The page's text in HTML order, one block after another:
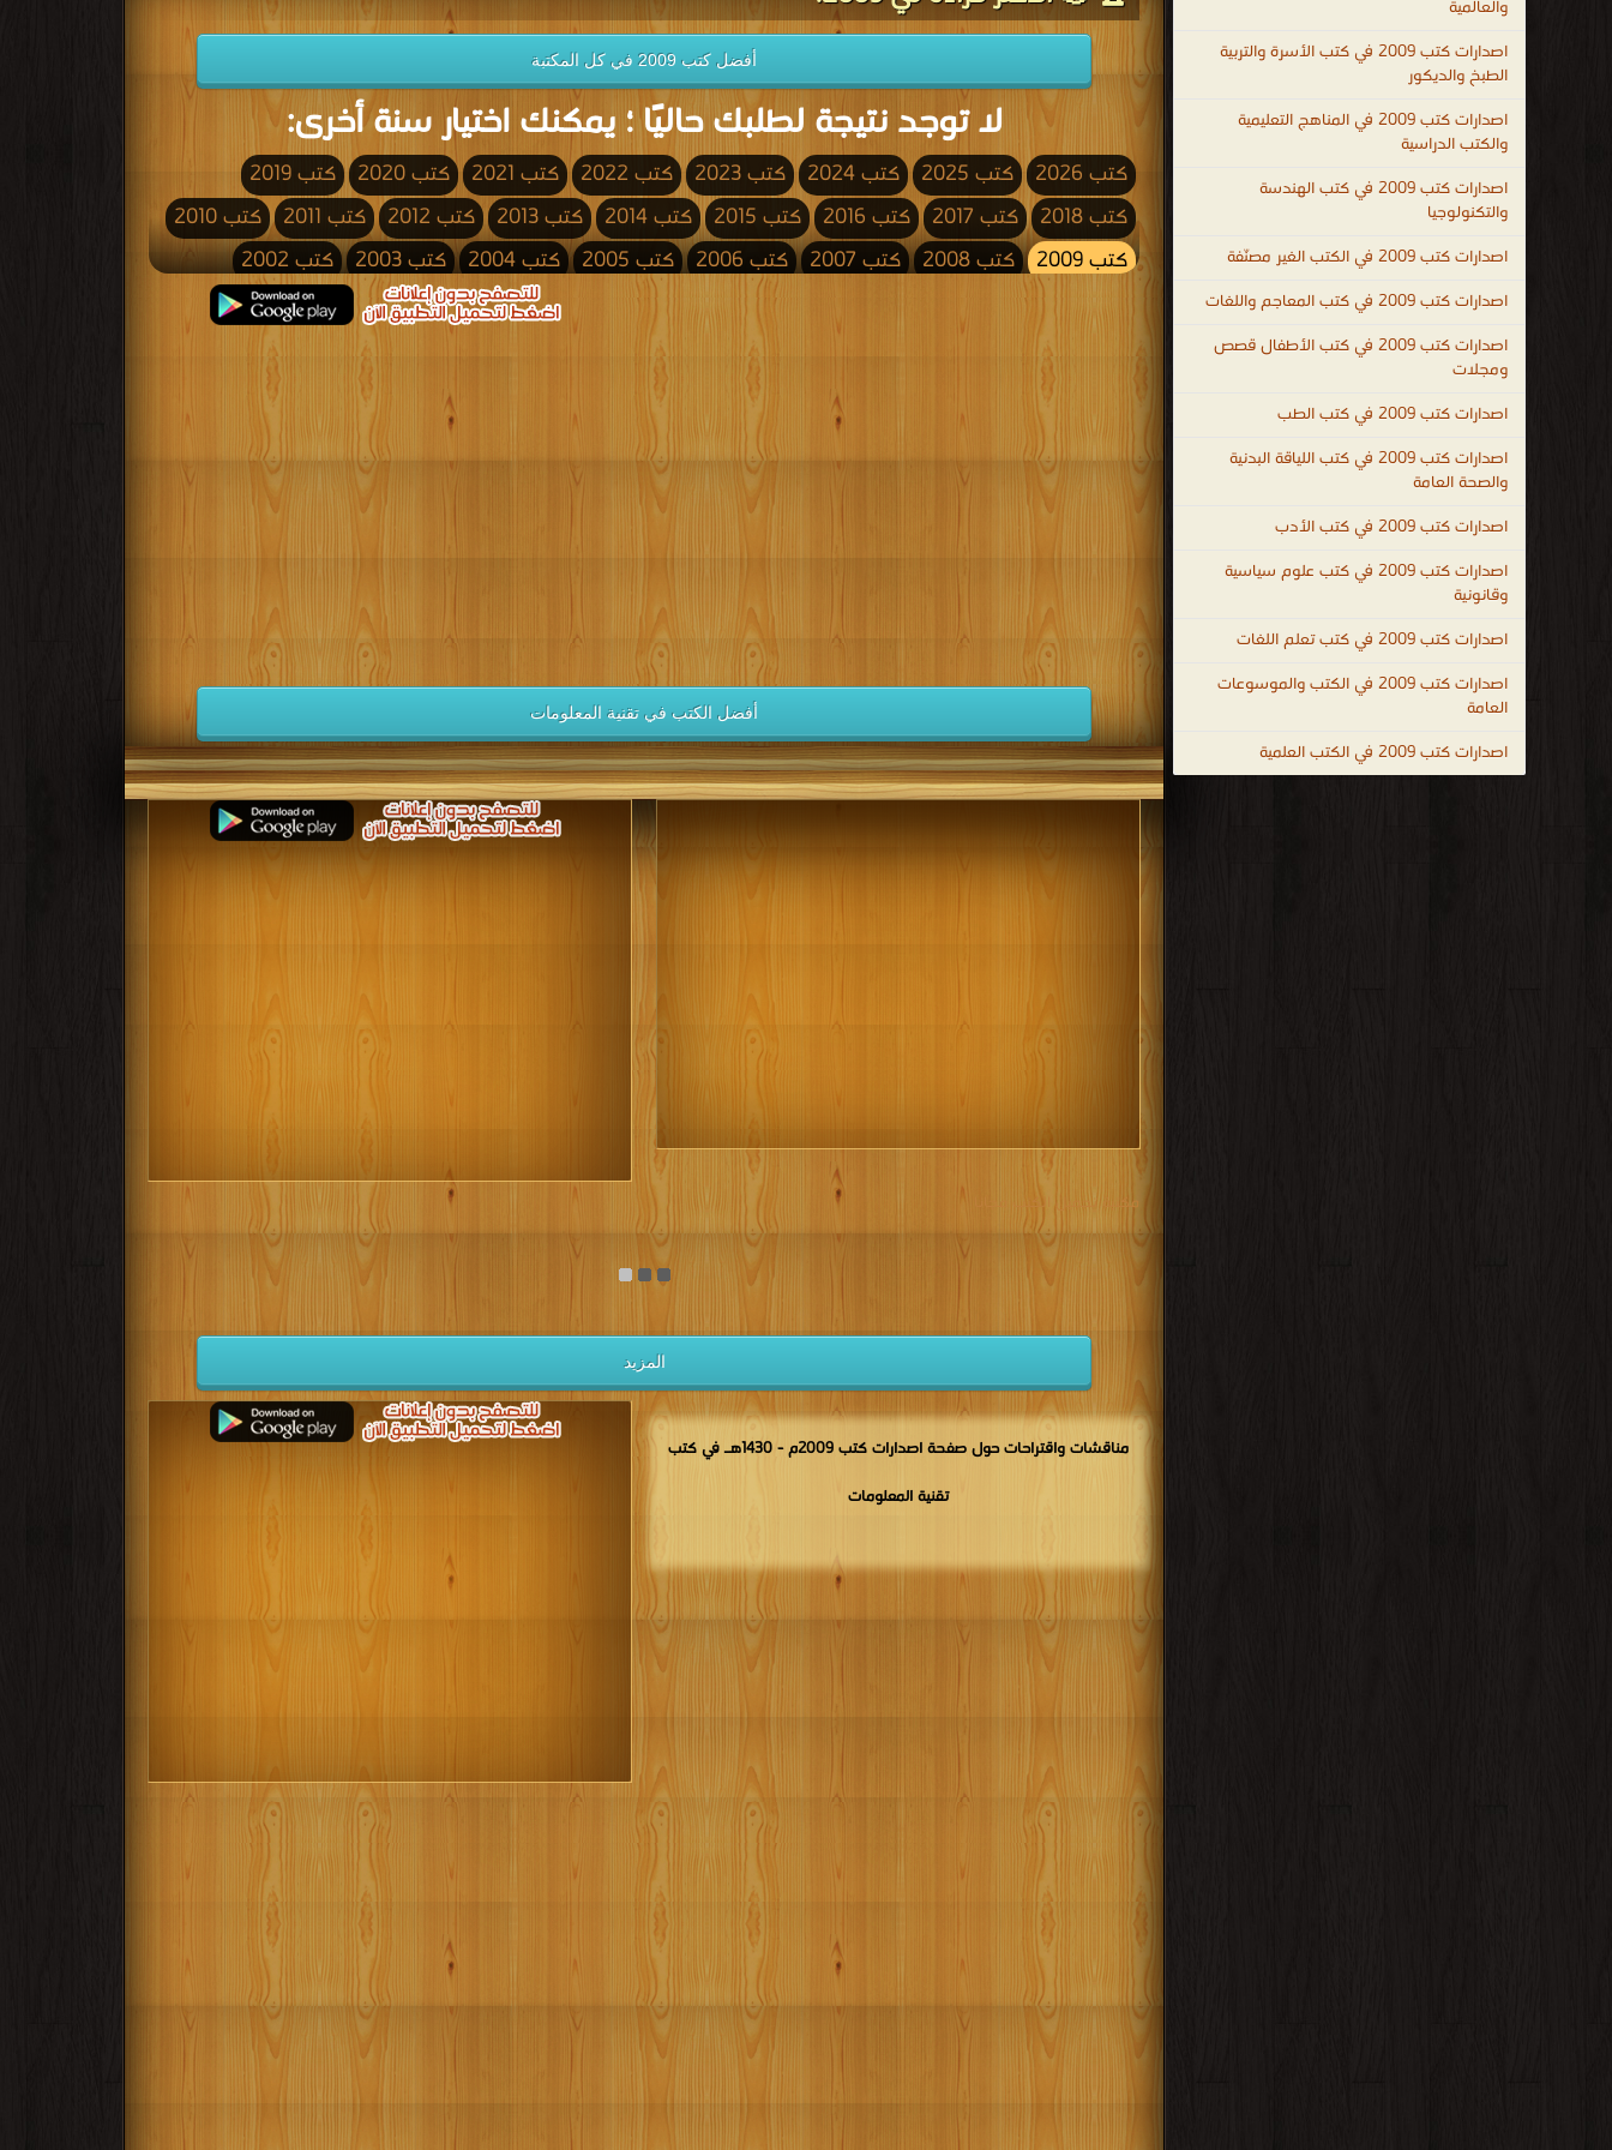
والعالمية
اصدارات كتب 2009 في كتب الأسرة والتربية
الطبخ والديكور
اصدارات كتب 2009 في المناهج التعليمية
والكتب الدراسية
اصدارات كتب 2009 في كتب الهندسة
والتكنولوجيا
اصدارات كتب 2009 في الكتب الغير مصنّفة
اصدارات كتب 2009 في كتب المعاجم واللغات
اصدارات كتب 2009 في كتب الأطفال قصص
ومجلات
اصدارات كتب 2009 في كتب الطب
اصدارات كتب 2009 في كتب اللياقة البدنية
والصحة العامة
اصدارات كتب 2009 في كتب الأدب
اصدارات كتب 2009 في كتب علوم سياسية
وقانونية
اصدارات كتب 2009 في كتب تعلم اللغات
اصدارات كتب 2009 في الكتب والموسوعات
العامة
اصدارات كتب 2009 في الكتب العلمية
أفضل كتب 2009 في كل المكتبة
لا توجد نتيجة لطلبك حاليًا ؛ يمكنك اختيار سنة أخرى:
كتب 2026 كتب 2025 كتب 2024 كتب 2023 كتب 2022 كتب 2021 كتب 2020
كتب 2019
كتب 2018
كتب 2017 كتب 2016 كتب 2015 كتب 2014 كتب 2013 كتب 2012 كتب 2011
كتب 2010
كتب 2009
كتب 2008 كتب 2007 كتب 2006 كتب 2005 كتب 2004 كتب 2003
كتب 2002
كتب 2001
كتب 1998 كتب 1997 كتب 1996 كتب 1995 كتب 1994
كتب 1993
كتب 1989 كتب 1988 كتب 1985
كتب 1984
كتب 1979 كتب 1977 كتب 1976
كتب 1975
كتب 1974
كتب 1971 كتب 1970 كتب 1969 كتب 1968 كتب 1967
كتب 1966
كتب 1965
كتب 1962 كتب 1961 كتب 1960 كتب 1959 كتب 1958
كتب 1957
كتب 1952 كتب 1949
كتب 1948
كتب 1938
كتب 1935 كتب 1934 كتب 1931
كتب 1930
كتب 1929
كتب 1926 كتب 1925 كتب 1924 كتب 1923 كتب 1922
كتب 1921
كتب 1920
كتب 1919 كتب 1918 كتب 1917 كتب 1916 كتب 1915 كتب 1914 كتب 1913
كتب 1912
كتب 1911
كتب 1910 كتب 1909 كتب 1908 كتب 1907 كتب 1906 كتب 1905 كتب 1904
كتب 1903
كتب 1902
كتب 1901 كتب 1900
أفضل الكتب في تقنية المعلومات
مكتبة تحميل الكتب مجانا
المزيد
مناقشات واقتراحات حول صفحة اصدارات كتب 2009م - 1430هـ في كتب
تقنية المعلومات